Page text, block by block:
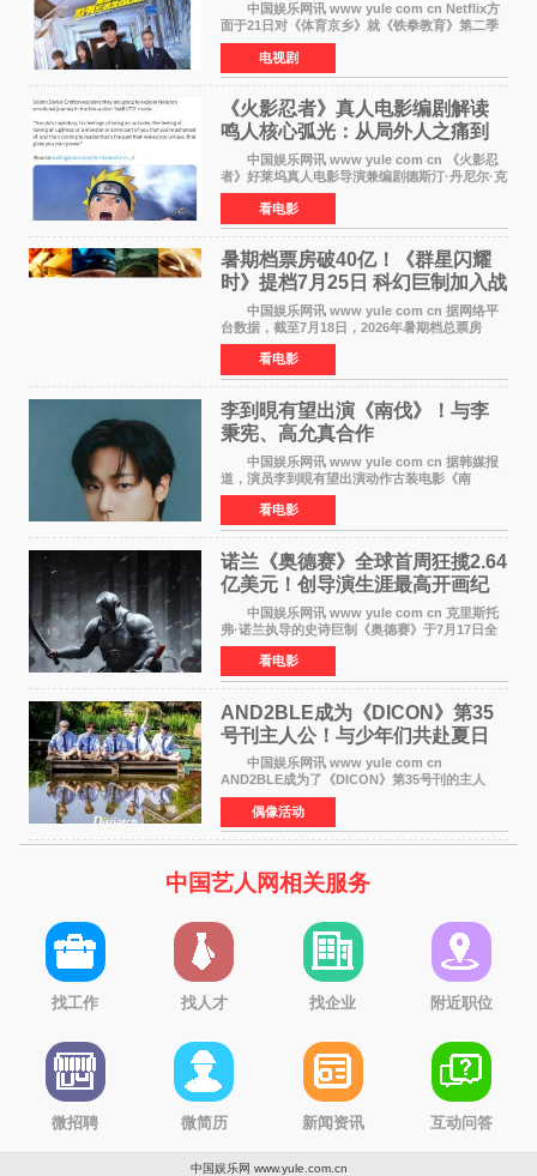
中国娱乐网讯 www yule com cn Netflix方
面于21日对《体育京乡》就《铁拳教育》第二季
制作传闻划清界限，表示尚无定论。然而，业界
却有传闻称已就《铁拳教育》第二季的制作展开
了讨论——《
电视剧
《火影忍者》真人电影编剧解读
鸣人核心弧光：从局外人之痛到
自我觉醒
中国娱乐网讯 www yule com cn 《火影忍
者》好莱坞真人电影导演兼编剧德斯汀·丹尼尔·克
雷顿近日在采访中分享了对主角鸣人成长弧光的
理解，透露电影将深入探索鸣人作为局外人的情
感历程。
看电影
暑期档票房破40亿！《群星闪耀
时》提档7月25日 科幻巨制加入战
中国娱乐网讯 www yule com cn 据网络平
台数据，截至7月18日，2026年暑期档总票房
（含预售）已正式突破40亿元大关，年度总票房
也随之逼近197亿元。超百部中外佳片同台竞技，
点燃了盛夏的电
看电影
李到晛有望出演《南伐》！与李
秉宪、高允真合作
中国娱乐网讯 www yule com cn 据韩媒报
道，演员李到晛有望出演动作古装电影《南
伐》，与李秉宪、高允真合作，引发关注。
该片为动作古装片，讲述朝鲜初期，为了解救被
倭寇绑走的俘虏，9
看电影
诺兰《奥德赛》全球首周狂揽2.64
亿美元！创导演生涯最高开画纪
中国娱乐网讯 www yule com cn 克里斯托
弗·诺兰执导的史诗巨制《奥德赛》于7月17日全
球上映，首周末票房表现远超预期——北美首周
三天粗报1 245亿美元（开画3919馆），全球首周
2 641亿美元
看电影
AND2BLE成为《DICON》第35
号刊主人公！与少年们共赴夏日
之约
中国娱乐网讯 www yule com cn
AND2BLE成为了《DICON》第35号刊的主人
公，本期标题为And The Summer。作为出道后
首次担任杂志画报主角的完整体，AND2BLE用清
澈的少年感与全新的夏天相遇了
偶像活动
中国艺人网相关服务
找工作 找人才 找企业 附近职位
微招聘 微简历 新闻资讯 互动问答
中国娱乐网 www.yule.com.cn